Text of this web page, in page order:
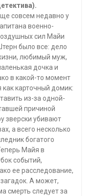
совсем недавно у
военно-
сил Майи
было все: дело
любимый муж,
дочка и
в какой-то момент
карточный домик:
из-за одной-
причиной
зверски убивают
а всего несколько
богатого
Майя в
событий,
ее расследование,
А может,
смерть следует за